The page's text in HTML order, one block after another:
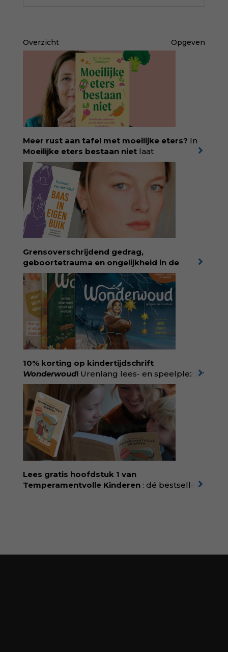
Overzicht Opgeven
Meer rust aan tafel met moeilijke eters? In
Moeilijke eters bestaan niet laat
kinderdiëtist en lactatiekundigeRolinde
Demeyer
zien wat er schuilgaat achter
eetgedrag dat ouders zorgen baart. Met
aandacht voor ontwikkeling,
neurodivergentie en medische oorzaken
helpt ze hardnekkige misverstanden los te
laten en maakt ze van eten weer een
moment van verbinding. Bestel via je lokale
boekhandel! Lees meer over Rolinde via
kiind.nl/rolinde
Grensoverschrijdend gedrag,
geboortetrauma en ongelijkheid in de
geboortezorg:in Baas in eigen buik verbindt
filosoof en vroedvrouw Rodante van der Waal
persoonlijke ervaringen aan structureel
onrecht en introduceert ze reproductieve
rechtvaardigheid als een collectieve, radicale
praktijk van zorg. Voor iedereen die wil
begrijpen wat er speelt rond vruchtbaarheid
en geboorte. Koop het boek via
singeluitgeverijen.nl/nijgh-van-
ditmar/boek/baas-in-eigen-buik
10% korting op kindertijdschrift
Wonderwoud! Urenlang lees- en speelplezier
voor dromers, doeners en denkers.
Wonderwoud is het ambachtelijk gemaakte
antwoord op alle snelle gooimaarweg-
boekjes en hapsnap-filmpjes. Het mooiste
kindertijdschrift van Nederland; met liefde en
kunde voor taal, beeld en tekeningen die
spat van elke pagina. Dat vóel je. Dat voelt je
kind. Abonneer via
wonderwoud.nl/abonneren**
korting met code:
KIIND10
Lees gratis hoofdstuk 1 van
Temperamentvolle Kinderen : dé bestseller